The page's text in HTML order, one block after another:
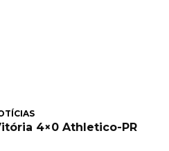
4×0 Athletico-PR